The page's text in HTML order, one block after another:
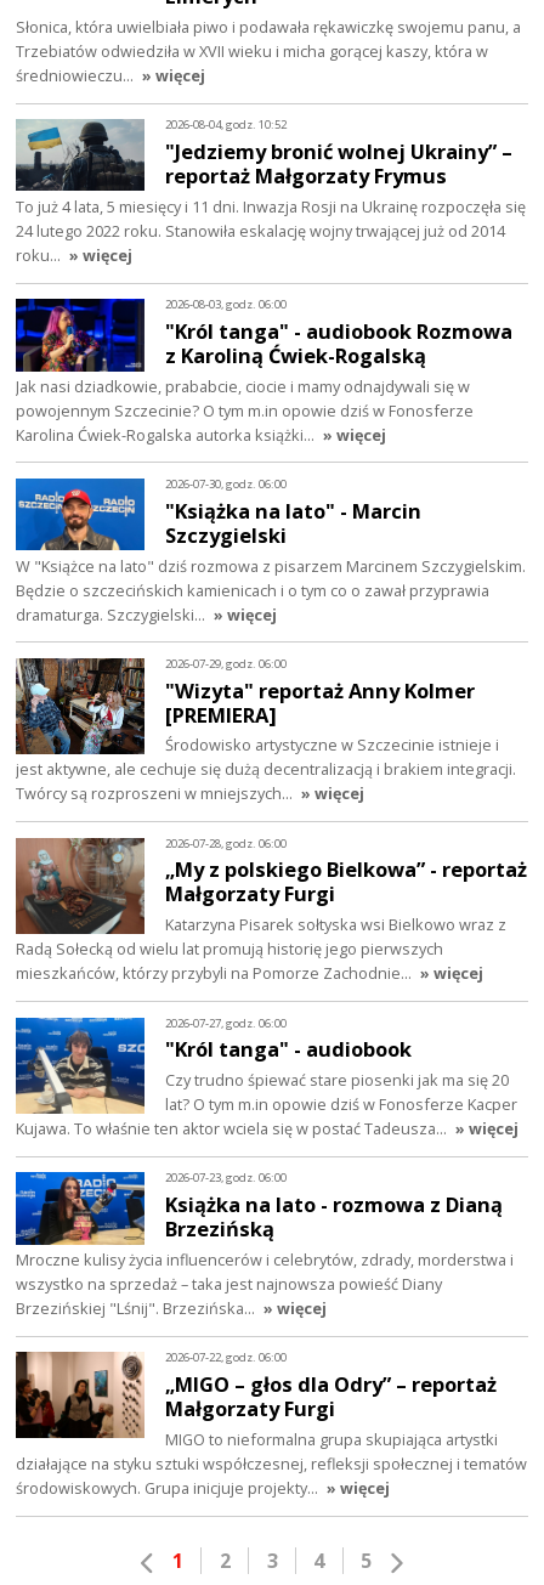
Słonica, która uwielbiała piwo i podawała rękawiczkę swojemu panu, a
Trzebiatów odwiedziła w XVII wieku i micha gorącej kaszy, która w
średniowieczu… » więcej
2026-08-04, godz. 10:52
"Jedziemy bronić wolnej Ukrainy” –
reportaż Małgorzaty Frymus
To już 4 lata, 5 miesięcy i 11 dni. Inwazja Rosji na Ukrainę rozpoczęła się
24 lutego 2022 roku. Stanowiła eskalację wojny trwającej już od 2014
roku… » więcej
2026-08-03, godz. 06:00
"Król tanga" - audiobook Rozmowa
z Karoliną Ćwiek-Rogalską
Jak nasi dziadkowie, prababcie, ciocie i mamy odnajdywali się w
powojennym Szczecinie? O tym m.in opowie dziś w Fonosferze
Karolina Ćwiek-Rogalska autorka książki… » więcej
2026-07-30, godz. 06:00
"Książka na lato" - Marcin
Szczygielski
W "Książce na lato" dziś rozmowa z pisarzem Marcinem Szczygielskim.
Będzie o szczecińskich kamienicach i o tym co o zawał przyprawia
dramaturga. Szczygielski… » więcej
2026-07-29, godz. 06:00
"Wizyta" reportaż Anny Kolmer
[PREMIERA]
Środowisko artystyczne w Szczecinie istnieje i
jest aktywne, ale cechuje się dużą decentralizacją i brakiem integracji.
Twórcy są rozproszeni w mniejszych… » więcej
2026-07-28, godz. 06:00
„My z polskiego Bielkowa” - reportaż
Małgorzaty Furgi
Katarzyna Pisarek sołtyska wsi Bielkowo wraz z
Radą Sołecką od wielu lat promują historię jego pierwszych
mieszkańców, którzy przybyli na Pomorze Zachodnie… » więcej
2026-07-27, godz. 06:00
"Król tanga" - audiobook
Czy trudno śpiewać stare piosenki jak ma się 20
lat? O tym m.in opowie dziś w Fonosferze Kacper
Kujawa. To właśnie ten aktor wciela się w postać Tadeusza… » więcej
2026-07-23, godz. 06:00
Książka na lato - rozmowa z Dianą
Brzezińską
Mroczne kulisy życia influencerów i celebrytów, zdrady, morderstwa i
wszystko na sprzedaż – taka jest najnowsza powieść Diany
Brzezińskiej "Lśnij". Brzezińska… » więcej
2026-07-22, godz. 06:00
„MIGO – głos dla Odry” – reportaż
Małgorzaty Furgi
MIGO to nieformalna grupa skupiająca artystki
działające na styku sztuki współczesnej, refleksji społecznej i tematów
środowiskowych. Grupa inicjuje projekty… » więcej
1 2 3 4 5